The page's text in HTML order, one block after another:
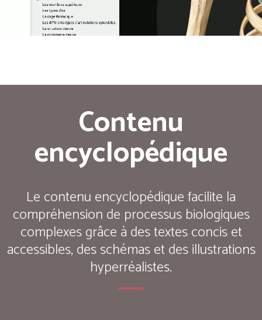
Contenu
encyclopédique
Le contenu encyclopédique facilite la
compréhension de processus biologiques
complexes grâce à des textes concis et
accessibles, des schémas et des illustrations
hyperréalistes.